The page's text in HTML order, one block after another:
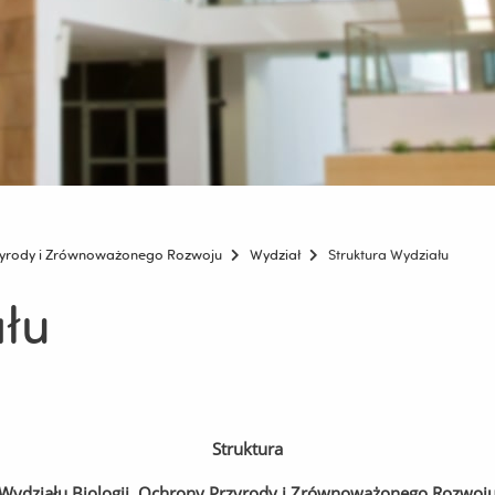
i Zrównoważonego Rozwoju Wydział Struktura Wydziału
Struktura